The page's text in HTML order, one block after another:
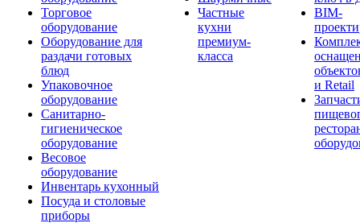
Торговое
оборудование
Оборудование для
раздачи готовых
блюд
Упаковочное
оборудование
Санитарно-
гигиеническое
оборудование
Весовое
оборудование
Инвентарь кухонный
Посуда и столовые
приборы
Частные
кухни
премиум-
класса
BIM-
и Retail